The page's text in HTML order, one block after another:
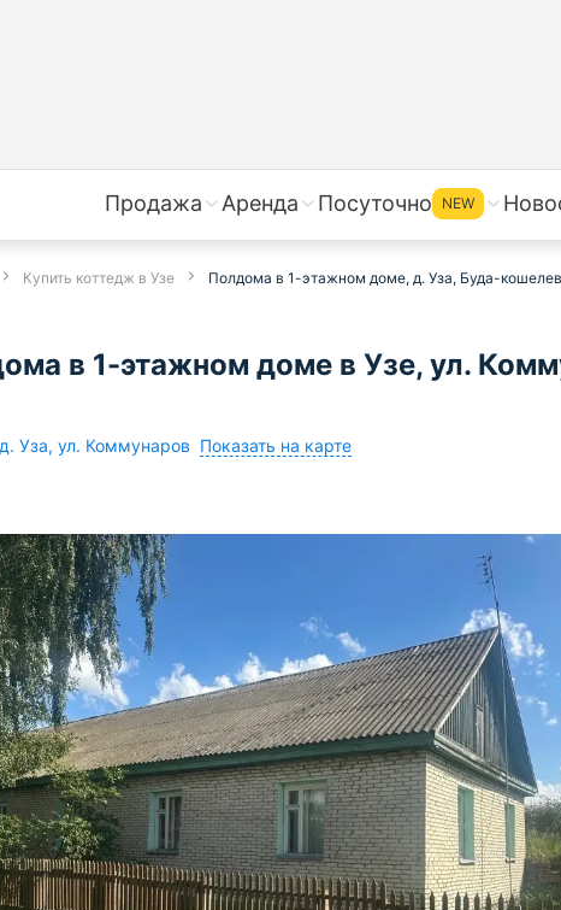
Продажа Аренда Посуточно NEW
Купить коттедж в Узе Полдома в 1-этажном доме, д. Уза, Буда-
в 1-этажном доме в Узе, ул.
д. Уза, ул. Коммунаров Показать на карте